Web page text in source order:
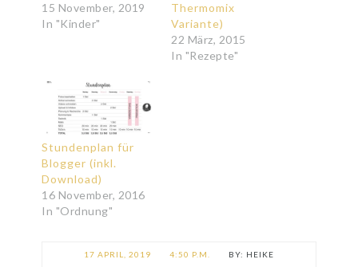
15 November, 2019
In "Kinder"
Thermomix
Variante)
22 März, 2015
In "Rezepte"
Stundenplan für
Blogger (inkl.
Download)
16 November, 2016
In "Ordnung"
17 APRIL, 2019 4:50 P.M.
HEIKE